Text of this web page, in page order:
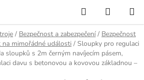
Hledat
KOŠÍK
/ Bezpečnost a zabezpečení / Bezpečnost
na mimořádné události / Sloupky pro regulaci
sloupků s 2m černým navíjecím pásem,
davu s betonovou a kovovou základnou –